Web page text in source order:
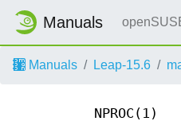
Manuals
Manuals Leap-15.6
NPROC(1)